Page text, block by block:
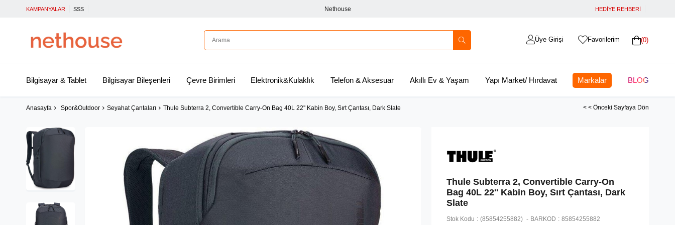
KAMPANYALAR SSS Nethouse HEDİYE REHBERİ
0
Favorilerim
Üye Girişi
Bilgisayar & Tablet Bilgisayar Bileşenleri Çevre Birimleri Elektronik&Kulaklık Telefon & Aksesuar Akıllı Ev & Yaşam Yapı Market/ Hırdavat Markalar BLOG
Anasayfa Spor&Outdoor Seyahat Çantaları Thule Subterra 2, Convertible Carry-On Bag 40L 22'' Kabin Boy, Sırt Çantası, Dark Slate < < Önceki Sayfaya Dön
Thule Subterra 2, Convertible Carry-On
Bag 40L 22'' Kabin Boy, Sırt Çantası, Dark
Slate
Stok Kodu (85854255882) BARKOD : 85854255882